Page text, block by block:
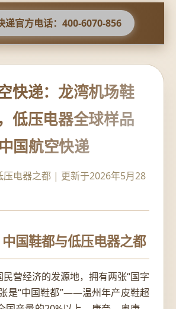
递官方电话：400-6070-856
快递：龙湾机场鞋
低压电器全球样品
国航空快递
压电器之都 | 更新于2026年5月28
国鞋都与低压电器之都
营经济的发源地，拥有两张“国字
是“中国鞋都”——温州年产皮鞋超